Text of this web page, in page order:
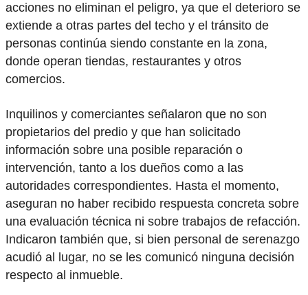
acciones no eliminan el peligro, ya que el deterioro se
extiende a otras partes del techo y el tránsito de
personas continúa siendo constante en la zona,
donde operan tiendas, restaurantes y otros
comercios.
Inquilinos y comerciantes señalaron que no son
propietarios del predio y que han solicitado
información sobre una posible reparación o
intervención, tanto a los dueños como a las
autoridades correspondientes. Hasta el momento,
aseguran no haber recibido respuesta concreta sobre
una evaluación técnica ni sobre trabajos de refacción.
Indicaron también que, si bien personal de serenazgo
acudió al lugar, no se les comunicó ninguna decisión
respecto al inmueble.